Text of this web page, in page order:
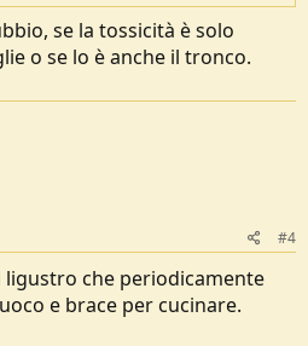
se la tossicità è solo
o se lo è anche il tronco.
#4
ligustro che periodicamente
e brace per cucinare.